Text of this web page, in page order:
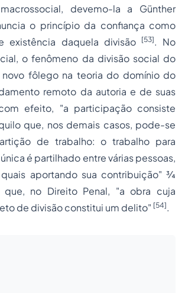
devemo-la a Günther
o princípio da confiança como
existência daquela divisão
[53]. No
o fenômeno da divisão social do
novo fôlego na teoria do domínio do
remoto da autoria e de suas
efeito, "a participação consiste
que, nos demais casos, pode-se
de trabalho: o trabalho para
é partilhado entre várias pessoas,
aportando sua contribuição" ¾
que, no Direito Penal, "a obra cuja
de divisão constitui um delito" [54].